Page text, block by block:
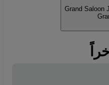
Grand Saloon